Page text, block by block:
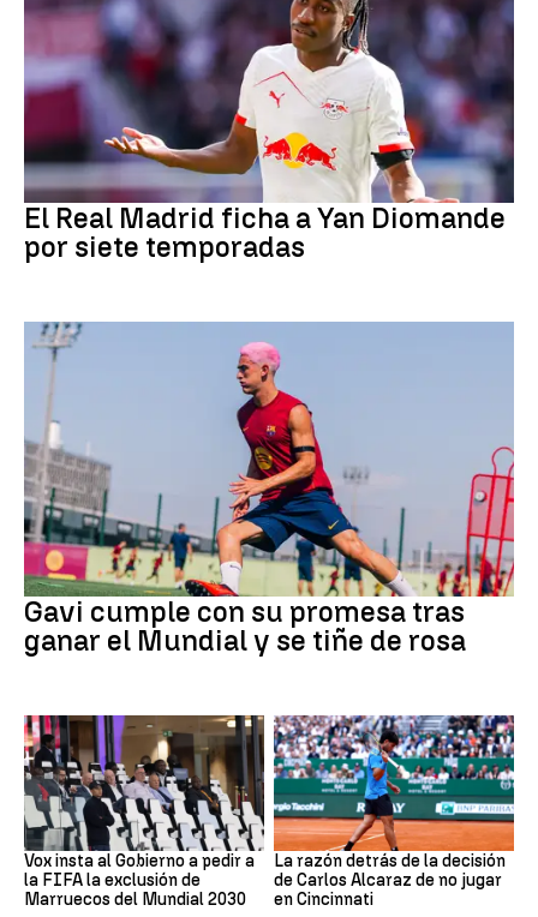
Fútbol
El Real Madrid ficha a Yan Diomande
por siete temporadas
Fútbol
Gavi cumple con su promesa tras
ganar el Mundial y se tiñe de rosa
Mundial 2030
Vox insta al Gobierno a pedir a
la FIFA la exclusión de
Marruecos del Mundial 2030
Tenis
La razón detrás de la decisión
de Carlos Alcaraz de no jugar
en Cincinnati